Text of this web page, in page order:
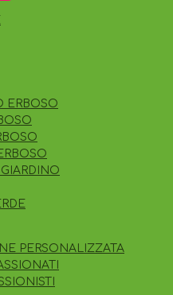
ERBOSO
PERSONALIZZATA